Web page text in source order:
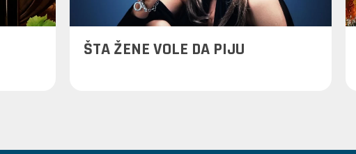
ŠTA ŽENE VOLE DA PIJU